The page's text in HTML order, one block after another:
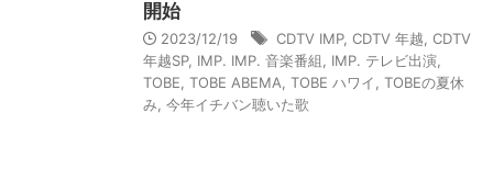
開始
2023/12/19 CDTV IMP, CDTV 年越 CDTV
年越SP, IMP. IMP. 音楽番組 IMP. テレビ出演
TOBE TOBE ABEMA TOBE ハワイ
TOBEの夏休
み 今年イチバン聴いた歌